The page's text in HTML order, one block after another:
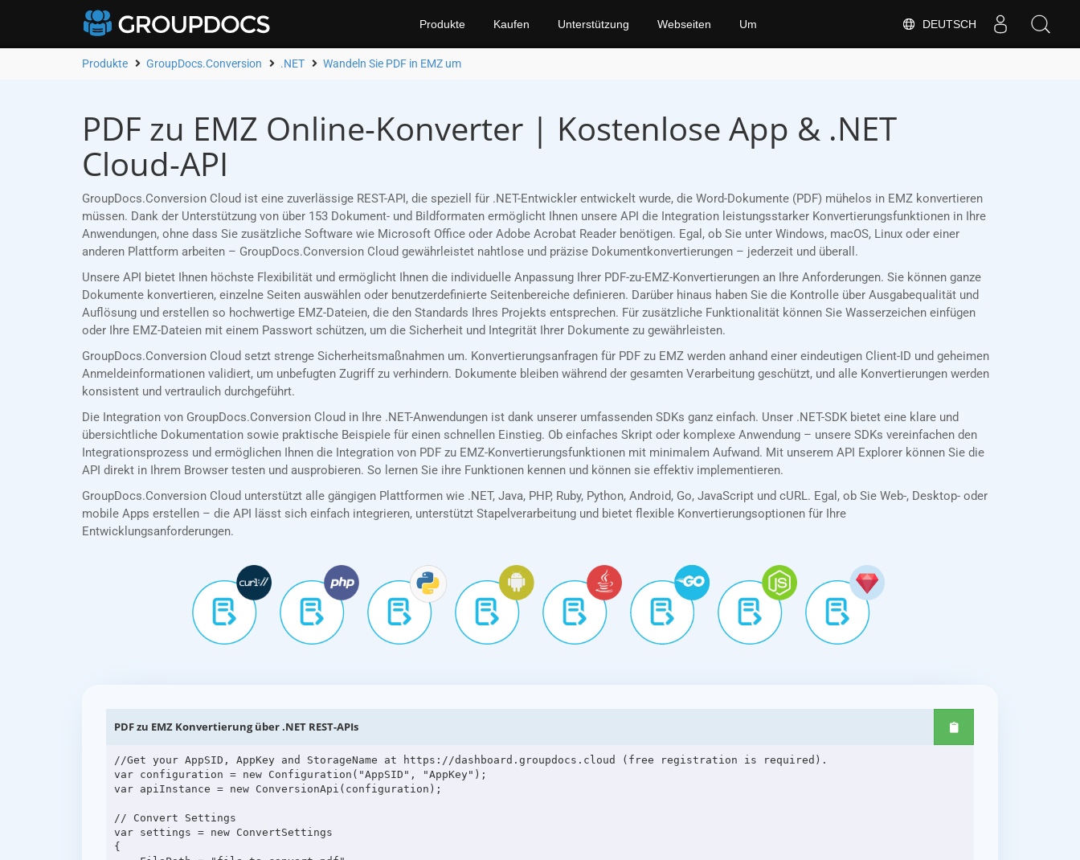
DEUTSCH
Produkte Kaufen Unterstützung Webseiten Um
Produkte GroupDocs.Conversion .NET Wandeln Sie PDF in EMZ um
PDF zu EMZ Online-Konverter | Kostenlose App & .NET
Cloud-API
GroupDocs.Conversion Cloud ist eine zuverlässige REST-API, die speziell für .NET-Entwickler entwickelt wurde, die Word-Dokumente (PDF) mühelos in EMZ konvertieren
müssen. Dank der Unterstützung von über 153 Dokument- und Bildformaten ermöglicht Ihnen unsere API die Integration leistungsstarker Konvertierungsfunktionen in Ihre
Anwendungen, ohne dass Sie zusätzliche Software wie Microsoft Office oder Adobe Acrobat Reader benötigen. Egal, ob Sie unter Windows, macOS, Linux oder einer
anderen Plattform arbeiten – GroupDocs.Conversion Cloud gewährleistet nahtlose und präzise Dokumentkonvertierungen – jederzeit und überall.
Unsere API bietet Ihnen höchste Flexibilität und ermöglicht Ihnen die individuelle Anpassung Ihrer PDF-zu-EMZ-Konvertierungen an Ihre Anforderungen. Sie können ganze
Dokumente konvertieren, einzelne Seiten auswählen oder benutzerdefinierte Seitenbereiche definieren. Darüber hinaus haben Sie die Kontrolle über Ausgabequalität und
Auflösung und erstellen so hochwertige EMZ-Dateien, die den Standards Ihres Projekts entsprechen. Für zusätzliche Funktionalität können Sie Wasserzeichen einfügen
oder Ihre EMZ-Dateien mit einem Passwort schützen, um die Sicherheit und Integrität Ihrer Dokumente zu gewährleisten.
GroupDocs.Conversion Cloud setzt strenge Sicherheitsmaßnahmen um. Konvertierungsanfragen für PDF zu EMZ werden anhand einer eindeutigen Client-ID und geheimen
Anmeldeinformationen validiert, um unbefugten Zugriff zu verhindern. Dokumente bleiben während der gesamten Verarbeitung geschützt, und alle Konvertierungen werden
konsistent und vertraulich durchgeführt.
Die Integration von GroupDocs.Conversion Cloud in Ihre .NET-Anwendungen ist dank unserer umfassenden SDKs ganz einfach. Unser .NET-SDK bietet eine klare und
übersichtliche Dokumentation sowie praktische Beispiele für einen schnellen Einstieg. Ob einfaches Skript oder komplexe Anwendung – unsere SDKs vereinfachen den
Integrationsprozess und ermöglichen Ihnen die Integration von PDF zu EMZ-Konvertierungsfunktionen mit minimalem Aufwand. Mit unserem API Explorer können Sie die
API direkt in Ihrem Browser testen und ausprobieren. So lernen Sie ihre Funktionen kennen und können sie effektiv implementieren.
GroupDocs.Conversion Cloud unterstützt alle gängigen Plattformen wie .NET, Java, PHP, Ruby, Python, Android, Go, JavaScript und cURL. Egal, ob Sie Web-, Desktop- oder
mobile Apps erstellen – die API lässt sich einfach integrieren, unterstützt Stapelverarbeitung und bietet flexible Konvertierungsoptionen für Ihre
Entwicklungsanforderungen.
PDF zu EMZ Konvertierung über .NET REST-APIs
//Get your AppSID, AppKey and StorageName at https://dashboard.groupdocs.cloud (free registration is required).
var configuration = new Configuration("AppSID", "AppKey");
var apiInstance = new ConversionApi(configuration);
// Convert Settings
var settings = new ConvertSettings
{